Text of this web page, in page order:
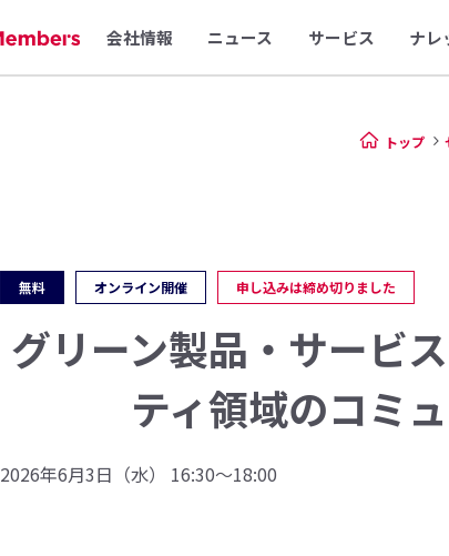
会社情報 ニュース サービス ナレ
トップ
無料 オンライン開催 申し込みは締め切りました
グリーン製品・サービ
ティ領域のコミ
2026年6月3日（水） 16:30〜18:00